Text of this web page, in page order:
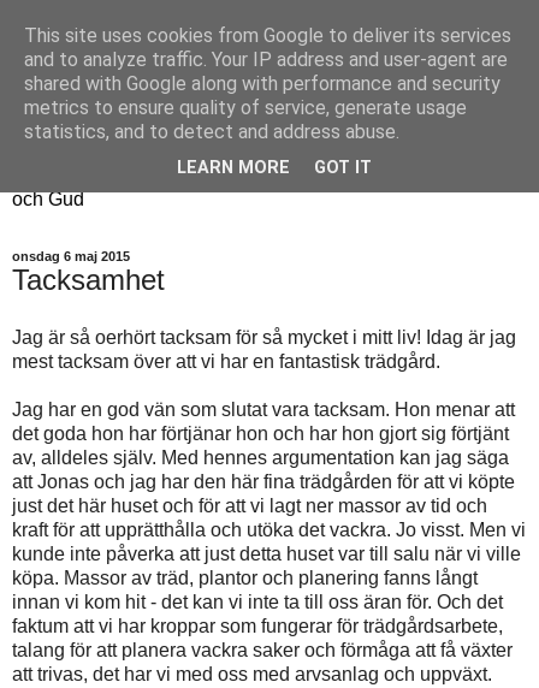
Fyren
Fyren finns för att sprida ljus i mörkret
För att påminna om guldkanterna i tillvaron
Här samsas jakt, hantverk, odling, och andra tankar om livet
och Gud
onsdag 6 maj 2015
Tacksamhet
Jag är så oerhört tacksam för så mycket i mitt liv! Idag är jag
mest tacksam över att vi har en fantastisk trädgård.
Jag har en god vän som slutat vara tacksam. Hon menar att
det goda hon har förtjänar hon och har hon gjort sig förtjänt
av, alldeles själv. Med hennes argumentation kan jag säga
att Jonas och jag har den här fina trädgården för att vi köpte
just det här huset och för att vi lagt ner massor av tid och
kraft för att upprätthålla och utöka det vackra. Jo visst. Men vi
kunde inte påverka att just detta huset var till salu när vi ville
köpa. Massor av träd, plantor och planering fanns långt
innan vi kom hit - det kan vi inte ta till oss äran för. Och det
faktum att vi har kroppar som fungerar för trädgårdsarbete,
talang för att planera vackra saker och förmåga att få växter
att trivas, det har vi med oss med arvsanlag och uppväxt.
This site uses cookies from Google to deliver its services
and to analyze traffic. Your IP address and user-agent are
shared with Google along with performance and security
metrics to ensure quality of service, generate usage
statistics, and to detect and address abuse.
LEARN MORE GOT IT